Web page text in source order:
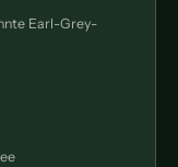
Earl-Grey-